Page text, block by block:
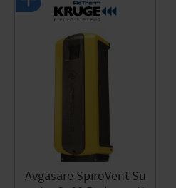
Avgasare SpiroVent Su